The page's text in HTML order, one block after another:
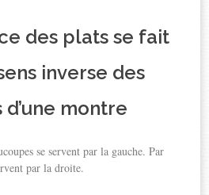
des plats se fait
inverse des
montre
se servent par la gauche. Par
par la droite.